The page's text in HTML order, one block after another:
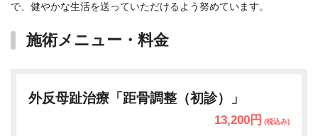
で、健やかな生活を送っていただけるよう努めています。
施術メニュー・料金
外反母趾治療「距骨調整（初診）」
13,200円 (税込み)